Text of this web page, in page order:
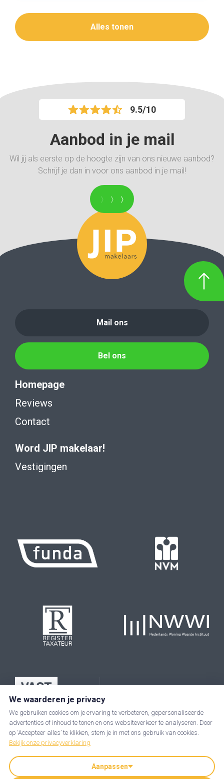
Alles tonen
9.5/10
Aanbod in je mail
Wil jij als eerste op de hoogte zijn van ons nieuwe aanbod?
Schrijf je dan in voor ons aanbod in je mail!
Mail ons
Bel ons
Homepage
Reviews
Contact
Word JIP makelaar!
Vestigingen
We waarderen je privacy
We gebruiken cookies om je ervaring te verbeteren, gepersonaliseerde
advertenties of inhoud te tonen en ons websiteverkeer te analyseren. Door
op ‘Accepteer alles’ te klikken, stem je in met ons gebruik van cookies.
Bekijk onze privacyverklaring
Aanpassen